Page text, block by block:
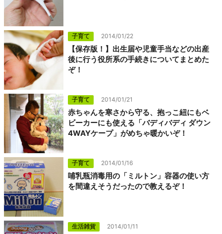
子育て 2014/01/22
【保存版！】出生届や児童手当などの出産
後に行う役所系の手続きについてまとめた
ぞ！
子育て 2014/01/21
赤ちゃんを寒さから守る、抱っこ紐にもベ
ビーカーにも使える「バディバディ ダウン
4WAYケープ」がめちゃ暖かいぞ！
子育て 2014/01/16
哺乳瓶消毒用の「ミルトン」容器の使い方
を間違えそうだったので教えるぞ！
生活雑貨 2014/01/11